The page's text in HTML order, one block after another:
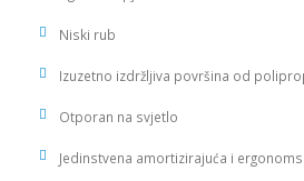
Niski rub
Izuzetno izdržljiva površina od
Otporan na svjetlo
Jedinstvena amortizirajuća i